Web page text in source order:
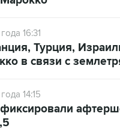
16:31
в связи с
14:15